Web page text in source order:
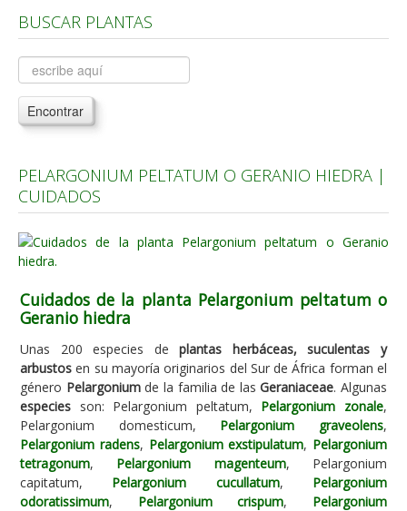
Árboles, Cicas y Palmeras de la G a la Z
Plantas Anuales y Perennes
Plantas Bulbosas y Acuáticas
Plantas de Interior
Plantas Aromáticas y de Huerto
Plantas Carnívoras y Orquídeas
Consejos
Hemisferio Sur
Enfermedades
Animales
Hongos
Carencias
Fotos
Flores y Plantas
BUSCAR PLANTAS
Encontrar
PELARGONIUM PELTATUM O GERANIO HIEDRA |
CUIDADOS
Cuidados de la planta Pelargonium peltatum o
Geranio hiedra
Unas 200 especies deplantas herbáceas, suculentas y
arbustos en su mayoría originarios del Sur de África forman el
género Pelargoniumde la familia de lasGeraniaceae. Algunas
especies son: Pelargonium peltatum, Pelargonium zonale,
Pelargonium domesticum, Pelargonium graveolens,
Pelargonium radens, Pelargonium exstipulatum, Pelargonium
tetragonum, Pelargonium magenteum, Pelargonium
capitatum, Pelargonium cucullatum, Pelargonium
odoratissimum, Pelargonium crispum, Pelargonium